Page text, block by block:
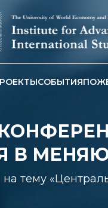
СОБЫТИЯ
В
тему